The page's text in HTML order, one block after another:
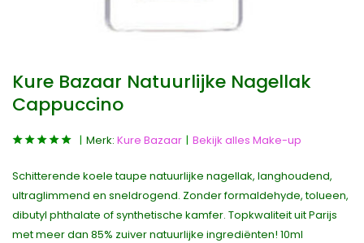
Kure Bazaar Natuurlijke Nagellak
Cappuccino
Merk: Kure Bazaar Bekijk alles Make-up
Schitterende koele taupe natuurlijke nagellak, langhoudend,
ultraglimmend en sneldrogend. Zonder formaldehyde, tolueen,
dibutyl phthalate of synthetische kamfer. Topkwaliteit uit Parijs
met meer dan 85% zuiver natuurlijke ingrediënten! 10ml